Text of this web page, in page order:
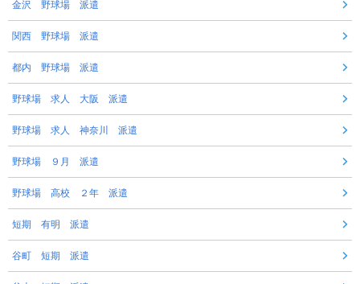
金沢 野球場 派遣
関西 野球場 派遣
都内 野球場 派遣
野球場 求人 大阪 派遣
野球場 求人 神奈川 派遣
野球場 ９月 派遣
野球場 高校 ２年 派遣
短期 有明 派遣
谷町 短期 派遣